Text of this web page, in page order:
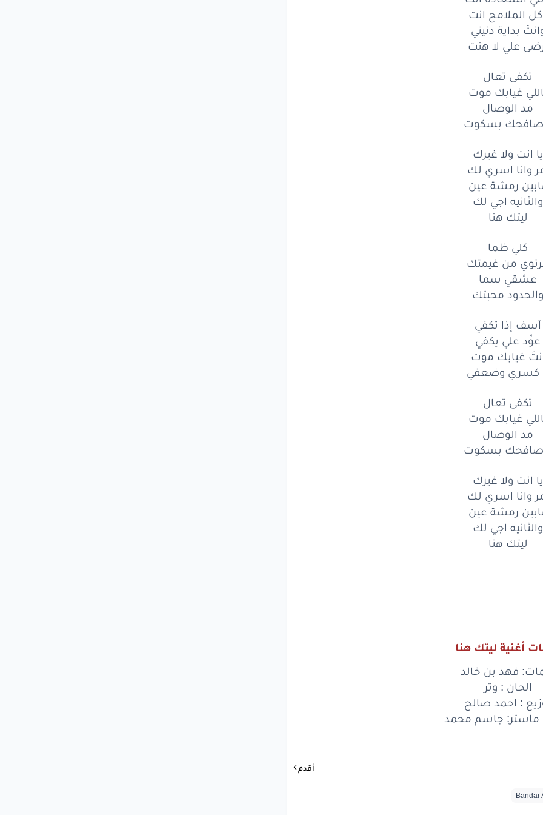
السعادهانت
الملامحانت
بداية
علي لاهنت
السعادهانت
الملامحانت
بدايةدنيتي
عليلاهنت
غيابكموت
مدالوصال
تكفى تعال
غيابكموت
بسكوت
انتولاغيرك
وانا اسري
رمشةعين
اجيلك
ليتكهنا
محبتك
كليظما
منغيمتك
الملامح انت
بداية دنيتي
علي لا هنت
تكفى تعال
غيابك موت
مد الوصال
بسكوت
يا انت ولا غيرك
وانا اسري لك
رمشة عين
والثانيه اجي لك
ليتك هنا
كلي ظما
من غيمتك
عشقي سما
والحدود محبتك
آسف إذا تكفي
عوِّد علي يكفي
غيابك موت
كسري وضعفي
تكفى تعال
غيابك موت
مد الوصال
بسكوت
يا انت ولا غيرك
وانا اسري لك
رمشة عين
والثانيه اجي لك
ليتك هنا
أغنية ليتك هنا
فهد بن خالد
الحان : وتر
: احمد صالح
جاسم محمد
أقدم